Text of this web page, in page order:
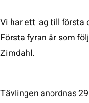
Vi har ett lag till första
Första fyran är som
Zimdahl.
Tävlingen anordnas